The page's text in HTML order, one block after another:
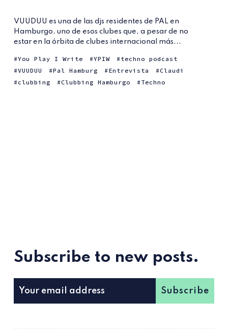
VUUDUU es una de las djs residentes de PAL en
Hamburgo, uno de esos clubes que, a pesar de no
estar en la órbita de clubes internacional más...
You Play I Write YPIW
techno podcast
VUUDUU
Pal Hamburg Entrevista
Claudi
clubbing
Clubbing Hamburgo Techno
Subscribe to new posts.
Subscribe